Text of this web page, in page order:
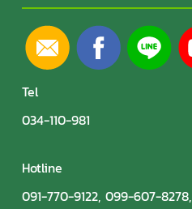
Tel
034-110-981
Hotline
091-770-9122, 099-607-8278,